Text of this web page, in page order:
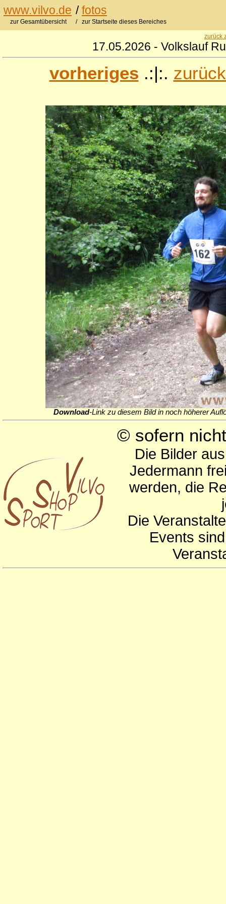
www.vilvo.de /fotos
zur Gesamtübersicht / zur Startseite dieses Bereiches
zurück
17.05.2026 - Volkslauf
vorheriges .:|:.
Download-Link zu diesem Bild in noch höherer
© sofern
Die Bilder
Jedermann
werden, die
Die
Events